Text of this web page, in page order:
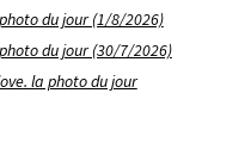
du jour (1/8/2026)
du jour (30/7/2026)
la photo du jour